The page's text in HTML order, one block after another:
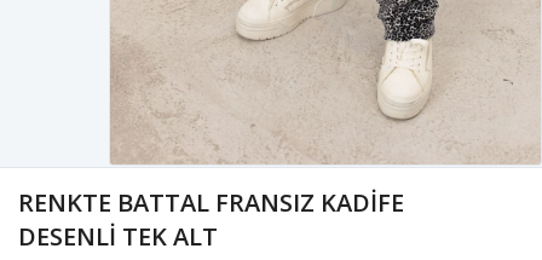
RENKTE BATTAL FRANSIZ KADİFE
DESENLİ TEK ALT